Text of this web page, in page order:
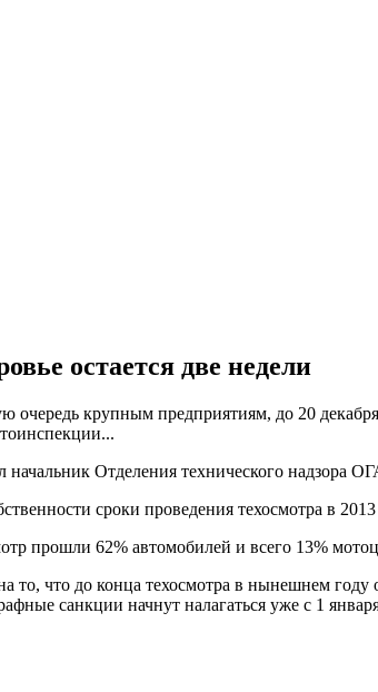
остается две недели
крупным предприятиям, до 20
начальник Отделения технического надзора
сроки проведения техосмотра в
прошли 62% автомобилей и всего 13%
что до конца техосмотра в нынешнем
санкции начнут налагаться уже с 1